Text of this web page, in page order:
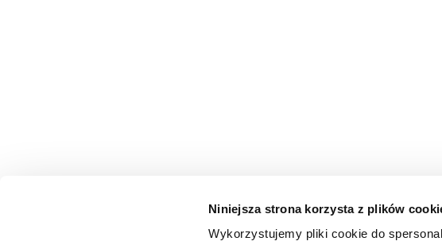
Niniejsza strona korzysta z plików
Wykorzystujemy pliki cookie do